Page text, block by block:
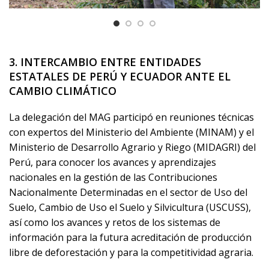
3. INTERCAMBIO ENTRE ENTIDADES
ESTATALES DE PERÚ Y ECUADOR ANTE EL
CAMBIO CLIMÁTICO
La delegación del MAG participó en reuniones técnicas
con expertos del Ministerio del Ambiente (MINAM) y el
Ministerio de Desarrollo Agrario y Riego (MIDAGRI) del
Perú, para conocer los avances y aprendizajes
nacionales en la gestión de las Contribuciones
Nacionalmente Determinadas en el sector de Uso del
Suelo, Cambio de Uso el Suelo y Silvicultura (USCUSS),
así como los avances y retos de los sistemas de
información para la futura acreditación de producción
libre de deforestación y para la competitividad agraria.